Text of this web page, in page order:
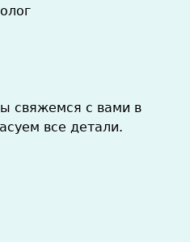
свяжемся с вами в
все детали.